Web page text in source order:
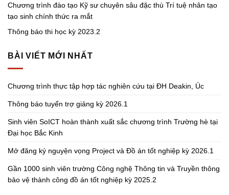
Chương trình đào tạo Kỹ sư chuyên sâu đặc thù Trí tuệ nhân tạo
tạo sinh chính thức ra mắt
Thông báo thi học kỳ 2023.2
BÀI VIẾT MỚI NHẤT
Chương trình thực tập hợp tác nghiên cứu tại ĐH Deakin, Úc
Thông báo tuyển trợ giảng kỳ 2026.1
Sinh viên SoICT hoàn thành xuất sắc chương trình Trường hè tại
Đại học Bắc Kinh
Mở đăng ký nguyện vọng Project và Đồ án tốt nghiệp kỳ 2026.1
Gần 1000 sinh viên trường Công nghệ Thông tin và Truyền thông
bảo vệ thành công đồ án tốt nghiệp kỳ 2025.2